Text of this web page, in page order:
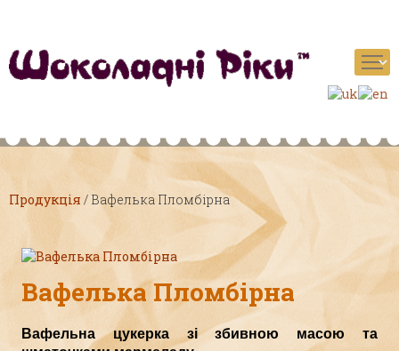
Продукція / Вафелька Пломбірна
Вафелька Пломбірна
Вафельна цукерка зі збивною масою та